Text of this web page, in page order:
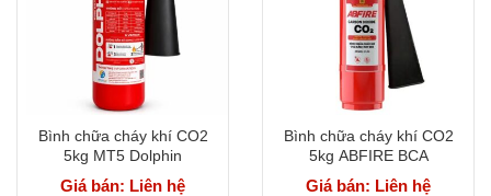
Bình chữa cháy khí CO2
5kg MT5 Dolphin
Giá bán: Liên hệ
Bình chữa cháy khí CO2
5kg ABFIRE BCA
Giá bán: Liên hệ